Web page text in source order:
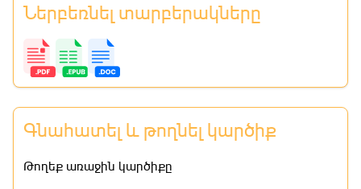
Ներբեռնել տարբերակները
Գնահատել և թողնել կարծիք
Թողեք առաջին կարծիքը